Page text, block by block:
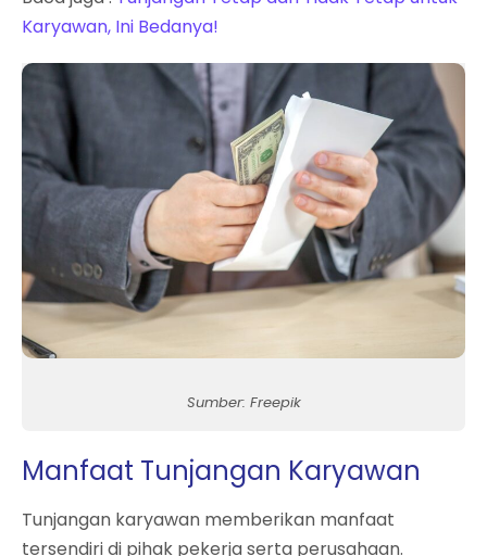
Karyawan, Ini Bedanya!
Sumber: Freepik
Manfaat Tunjangan Karyawan
Tunjangan karyawan memberikan manfaat
tersendiri di pihak pekerja serta perusahaan.